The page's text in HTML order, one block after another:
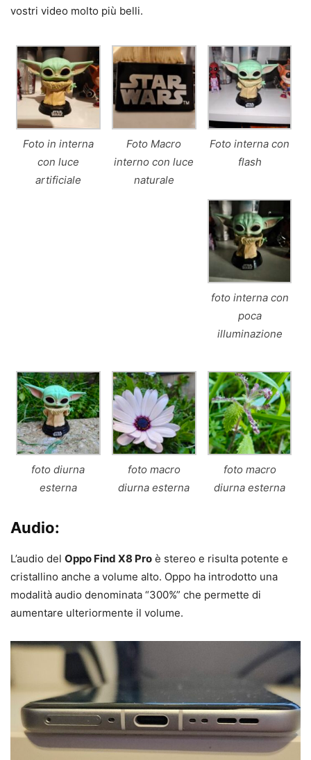
vostri video molto più belli.
Foto in interna
con luce
artificiale
Foto Macro
interno con luce
naturale
Foto interna con
flash
foto interna con
poca
illuminazione
foto diurna
esterna
foto macro
diurna esterna
foto macro
diurna esterna
Audio:
L’audio del Oppo Find X8 Pro è stereo e risulta potente e
cristallino anche a volume alto. Oppo ha introdotto una
modalità audio denominata “300%” che permette di
aumentare ulteriormente il volume.